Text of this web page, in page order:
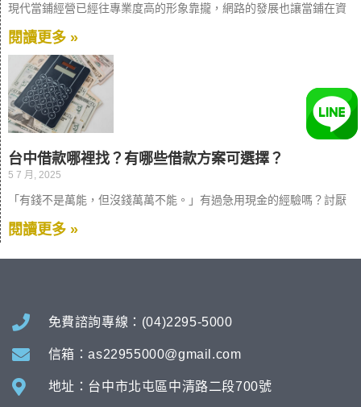
現代當鋪經營已經往專業度高的形象靠攏，網路的發展也讓當鋪在資
閱讀更多 »
台中借款哪裡找？有哪些借款方案可選擇？
5 7 月, 2025
「有錢不是萬能，但沒錢萬萬不能。」有過急用現金的經驗嗎？討厭
閱讀更多 »
免費諮詢專線：(04)2295-5000
信箱：as22955000@gmail.com
地址：台中市北屯區中清路二段700號